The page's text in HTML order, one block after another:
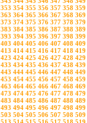
353 354 355 356 357 358 359
363 364 365 366 367 368 369
373 374 375 376 377 378 379
383 384 385 386 387 388 389
393 394 395 396 397 398 399
403 404 405 406 407 408 409
413 414 415 416 417 418 419
423 424 425 426 427 428 429
433 434 435 436 437 438 439
443 444 445 446 447 448 449
453 454 455 456 457 458 459
463 464 465 466 467 468 469
473 474 475 476 477 478 479
483 484 485 486 487 488 489
493 494 495 496 497 498 499
503 504 505 506 507 508 509